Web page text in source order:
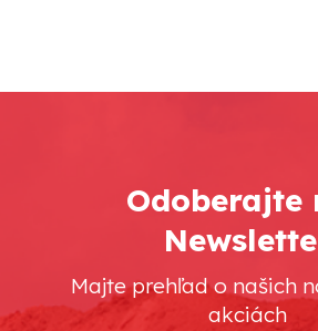
Odoberajte
Majte prehľad o našich
akciách